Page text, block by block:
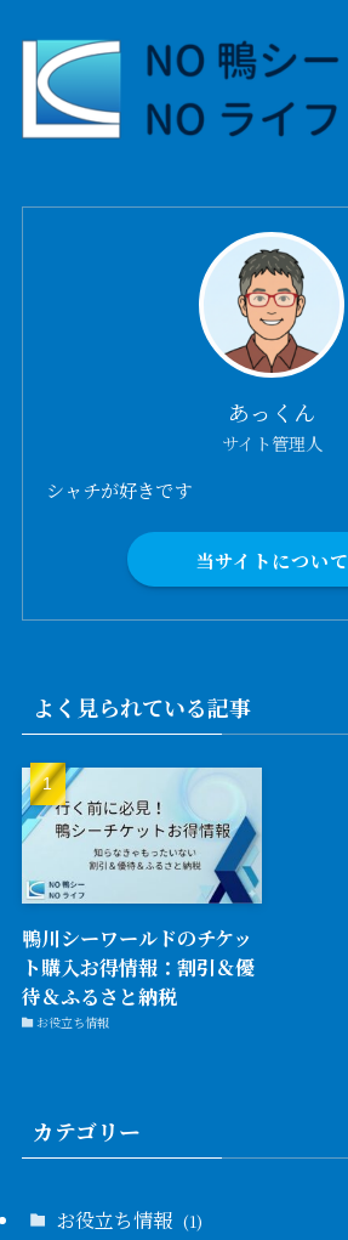
あっくん
サイト管理人
シャチが好きです
当サイトについて
よく見られている記事
鴨川シーワールドのチケッ
ト購入お得情報：割引＆優
待＆ふるさと納税
お役立ち情報
カテゴリー
お役立ち情報 (1)